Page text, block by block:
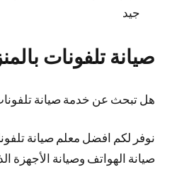
جيد
صيانة تلفونات
هل تبحث عن خدمة صيانة
نوفر لكم افضل معلم صيانة
صيانة الهواتف وصيانة الأجهزة